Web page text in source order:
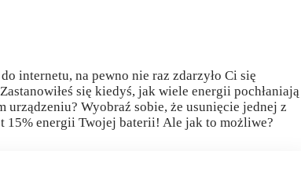
internetu, na pewno nie raz zdarzyło Ci się
się kiedyś, jak wiele energii pochłaniają
urządzeniu? Wyobraź sobie, że usunięcie jednej z
15% energii Twojej baterii! Ale jak to możliwe?